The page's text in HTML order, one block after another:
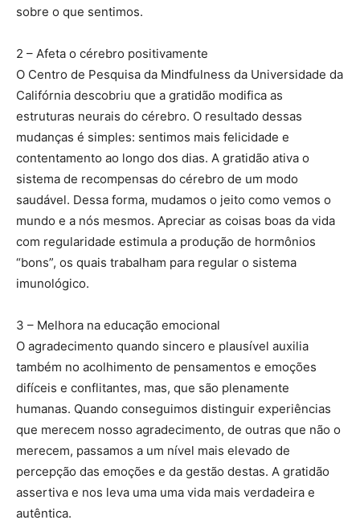
sobre o que sentimos.
2 – Afeta o cérebro positivamente
O Centro de Pesquisa da Mindfulness da Universidade da
Califórnia descobriu que a gratidão modifica as
estruturas neurais do cérebro. O resultado dessas
mudanças é simples: sentimos mais felicidade e
contentamento ao longo dos dias. A gratidão ativa o
sistema de recompensas do cérebro de um modo
saudável. Dessa forma, mudamos o jeito como vemos o
mundo e a nós mesmos. Apreciar as coisas boas da vida
com regularidade estimula a produção de hormônios
“bons”, os quais trabalham para regular o sistema
imunológico.
3 – Melhora na educação emocional
O agradecimento quando sincero e plausível auxilia
também no acolhimento de pensamentos e emoções
difíceis e conflitantes, mas, que são plenamente
humanas. Quando conseguimos distinguir experiências
que merecem nosso agradecimento, de outras que não o
merecem, passamos a um nível mais elevado de
percepção das emoções e da gestão destas. A gratidão
assertiva e nos leva uma uma vida mais verdadeira e
autêntica.